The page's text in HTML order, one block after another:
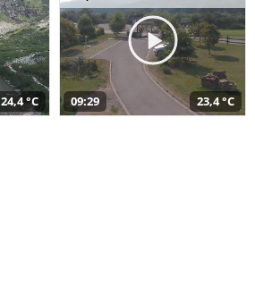
24,4 °C 09:29 23,4 °C